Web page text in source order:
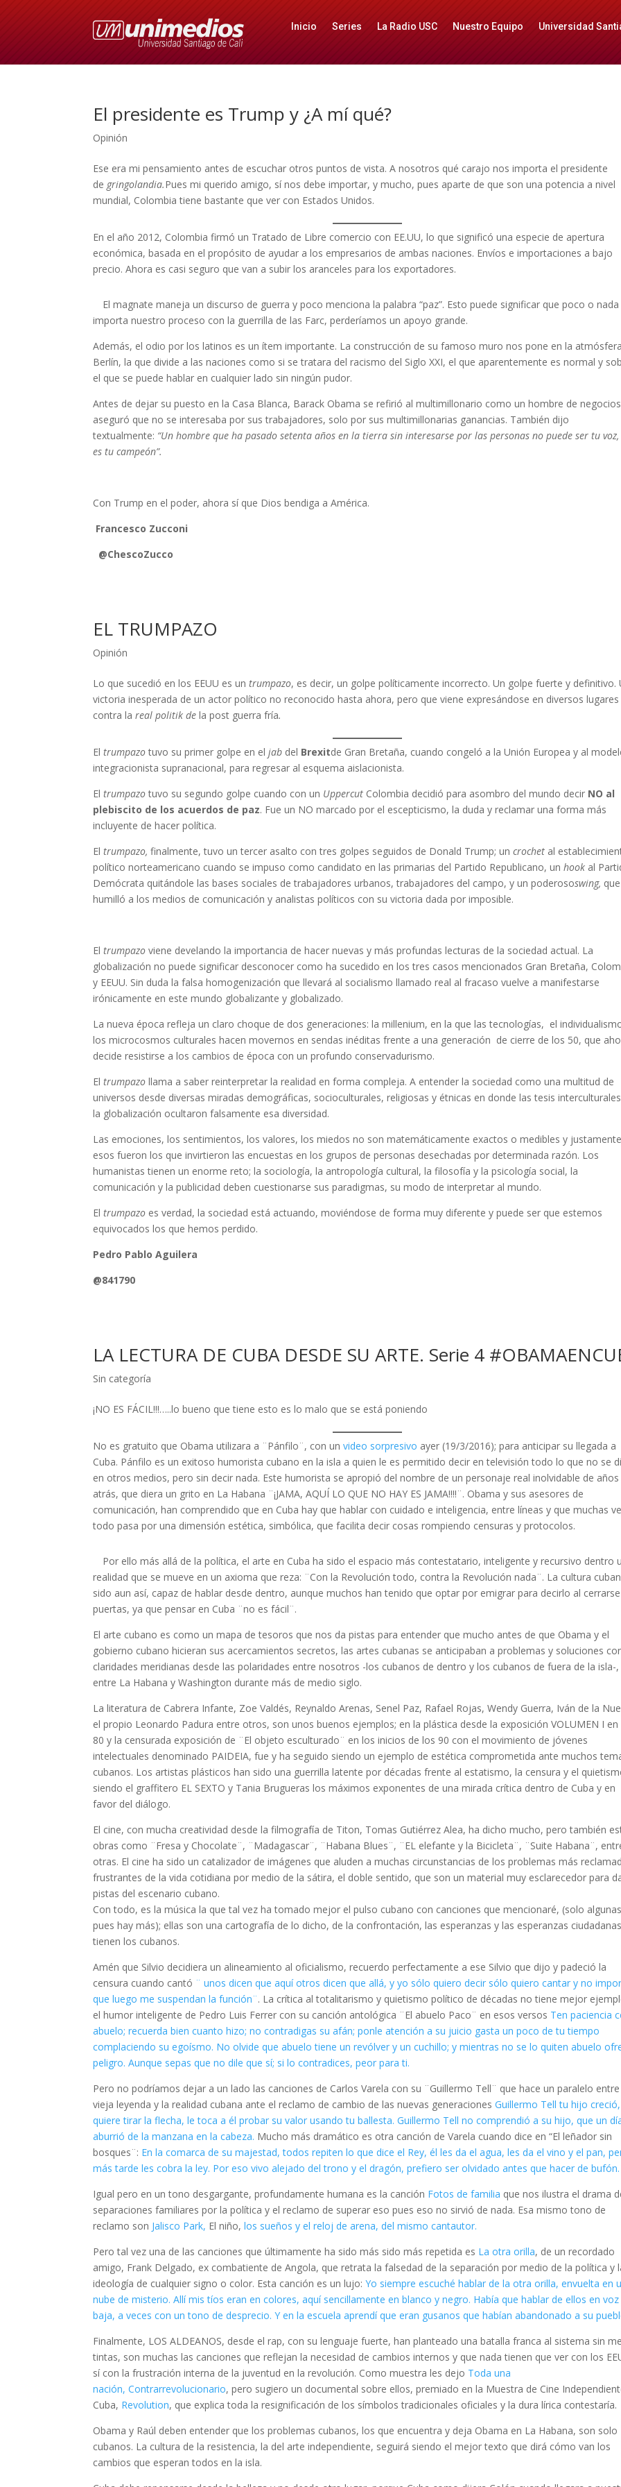
Inicio Series La Radio USC Nuestro Equipo Universidad
El presidente es Trump y ¿A mí qué?
Opinión
Ese era mi pensamiento antes de escuchar otros puntos de vista. A nosotros qué carajo nos importa el presidente
de gringolandia.Pues mi querido amigo, sí nos debe importar, y mucho, pues aparte de que son una potencia a nivel
mundial, Colombia tiene bastante que ver con Estados Unidos.
En el año 2012, Colombia firmó un Tratado de Libre comercio con EE.UU, lo que significó una especie de apertura
económica, basada en el propósito de ayudar a los empresarios de ambas naciones. Envíos e importaciones a bajo
precio. Ahora es casi seguro que van a subir los aranceles para los exportadores.
El magnate maneja un discurso de guerra y poco menciona la palabra “paz”. Esto puede significar que poco o nada
importa nuestro proceso con la guerrilla de las Farc, perderíamos un apoyo grande.
Además, el odio por los latinos es un ítem importante. La construcción de su famoso muro nos pone en la
Berlín, la que divide a las naciones como si se tratara del racismo del Siglo XXI, el que aparentemente es normal y
el que se puede hablar en cualquier lado sin ningún pudor.
Antes de dejar su puesto en la Casa Blanca, Barack Obama se refirió al multimillonario como un hombre de
aseguró que no se interesaba por sus trabajadores, solo por sus multimillonarias ganancias. También dijo
textualmente: “Un hombre que ha pasado setenta años en la tierra sin interesarse por las personas no puede ser tu
es tu campeón”.
Con Trump en el poder, ahora sí que Dios bendiga a América.
Francesco Zucconi
@ChescoZucco
EL TRUMPAZO
Opinión
Lo que sucedió en los EEUU es untrumpazo, es decir, un golpe políticamente incorrecto. Un golpe fuerte y definitivo.
victoria inesperada de un actor político no reconocido hasta ahora, pero que viene expresándose en diversos lugares
contra lareal politik dela post guerra fría.
Eltrumpazotuvo su primer golpe en eljab del Brexitde Gran Bretaña, cuando congeló a la Unión Europea y al
integracionista supranacional, para regresar al esquema aislacionista.
Eltrumpazotuvo su segundo golpe cuando con un Uppercut Colombia decidió para asombro del mundo decir NO al
plebiscito de los acuerdos de paz. Fue un NO marcado por el escepticismo, la duda y reclamar una forma más
incluyente de hacer política.
Eltrumpazo, finalmente, tuvo un tercer asalto con tres golpes seguidos de Donald Trump; uncrochet al
político norteamericano cuando se impuso como candidato en las primarias del Partido Republicano, unhook al
Demócrata quitándole las bases sociales de trabajadores urbanos, trabajadores del campo, y un poderososwing, que
humilló a los medios de comunicación y analistas políticos con su victoria dada por imposible.
Eltrumpazoviene develando la importancia de hacer nuevas y más profundas lecturas de la sociedad actual. La
globalización no puede significar desconocer como ha sucedido en los tres casos mencionados Gran Bretaña,
y EEUU. Sin duda la falsa homogenización que llevará al socialismo llamado real al fracaso vuelve a manifestarse
irónicamente en este mundo globalizante y globalizado.
La nueva época refleja un claro choque de dos generaciones: la millenium, en la que las tecnologías, el
los microcosmos culturales hacen movernos en sendas inéditas frente a una generación de cierre de los 50, que
decide resistirse a los cambios de época con un profundo conservadurismo.
Eltrumpazo llama a saber reinterpretar la realidad en forma compleja. A entender la sociedad como una multitud de
universos desde diversas miradas demográficas, socioculturales, religiosas y étnicas en donde las tesis
la globalización ocultaron falsamente esa diversidad.
Las emociones, los sentimientos, los valores, los miedos no son matemáticamente exactos o medibles y justamente
esos fueron los que invirtieron las encuestas en los grupos de personas desechadas por determinada razón. Los
humanistas tienen un enorme reto; la sociología, la antropología cultural, la filosofía y la psicología social, la
comunicación y la publicidad deben cuestionarse sus paradigmas, su modo de interpretar al mundo.
Eltrumpazo es verdad, la sociedad está actuando, moviéndose de forma muy diferente y puede ser que estemos
equivocados los que hemos perdido.
Pedro Pablo Aguilera
@841790
LA LECTURA DE CUBA DESDE SU ARTE. Serie 4
Sin categoría
¡NO ES FÁCIL!!!…..lo bueno que tiene esto es lo malo que se está poniendo
No es gratuito que Obama utilizara a ¨Pánfilo¨, con unvideo sorpresivo ayer (19/3/2016); para anticipar su llegada a
Cuba. Pánfilo es un exitoso humorista cubano en la isla a quien le es permitido decir en televisión todo lo que no se
en otros medios, pero sin decir nada. Este humorista se apropió del nombre de un personaje real inolvidable de años
atrás, que diera un grito en La Habana ¨¡JAMA, AQUÍ LO QUE NO HAY ES JAMA!!!!¨. Obama y sus asesores de
comunicación, han comprendido que en Cuba hay que hablar con cuidado e inteligencia, entre líneas y que muchas
todo pasa por una dimensión estética, simbólica, que facilita decir cosas rompiendo censuras y protocolos.
Por ello más allá de la política, el arte en Cuba ha sido el espacio más contestatario, inteligente y recursivo dentro
realidad que se mueve en un axioma que reza: ¨Con la Revolución todo, contra la Revolución nada¨. La cultura
sido aun así, capaz de hablar desde dentro, aunque muchos han tenido que optar por emigrar para decirlo al
puertas, ya que pensar en Cuba ¨no es fácil¨.
El arte cubano es como un mapa de tesoros que nos da pistas para entender que mucho antes de que Obama y el
gobierno cubano hicieran sus acercamientos secretos, las artes cubanas se anticipaban a problemas y soluciones
claridades meridianas desde las polaridades entre nosotros -los cubanos de dentro y los cubanos de fuera de la isla-,
entre La Habana y Washington durante más de medio siglo.
La literatura de Cabrera Infante, Zoe Valdés, Reynaldo Arenas, Senel Paz, Rafael Rojas, Wendy Guerra, Iván de la
el propio Leonardo Padura entre otros, son unos buenos ejemplos; en la plástica desde la exposición VOLUMEN I en
80 y la censurada exposición de ¨El objeto esculturado¨ en los inicios de los 90 con el movimiento de jóvenes
intelectuales denominado PAIDEIA, fue y ha seguido siendo un ejemplo de estética comprometida ante muchos
cubanos. Los artistas plásticos han sido una guerrilla latente por décadas frente al estatismo, la censura y el
siendo el graffitero EL SEXTO y Tania Brugueras los máximos exponentes de una mirada crítica dentro de Cuba y en
favor del diálogo.
El cine, con mucha creatividad desde la filmografía de Titon, Tomas Gutiérrez Alea, ha dicho mucho, pero también
obras como ¨Fresa y Chocolate¨, ¨Madagascar¨, ¨Habana Blues¨, ¨EL elefante y la Bicicleta¨, ¨Suite Habana¨,
otras. El cine ha sido un catalizador de imágenes que aluden a muchas circunstancias de los problemas más
frustrantes de la vida cotidiana por medio de la sátira, el doble sentido, que son un material muy esclarecedor para
pistas del escenario cubano.
Con todo, es la música la que tal vez ha tomado mejor el pulso cubano con canciones que mencionaré, (solo
pues hay más); ellas son una cartografía de lo dicho, de la confrontación, las esperanzas y las esperanzas
tienen los cubanos.
Amén que Silvio decidiera un alineamiento al oficialismo, recuerdo perfectamente a ese Silvio que dijo y padeció la
censura cuando cantó ¨ unos dicen que aquí otros dicen que allá, y yo sólo quiero decir sólo quiero cantar y no
que luego me suspendan la función¨. La crítica al totalitarismo y quietismo político de décadas no tiene mejor
el humor inteligente de Pedro Luis Ferrer con su canción antológica ¨El abuelo Paco¨ en esos versos Ten paciencia
abuelo; recuerda bien cuanto hizo; no contradigas su afán; ponle atención a su juicio gasta un poco de tu tiempo
complaciendo su egoísmo. No olvide que abuelo tiene un revólver y un cuchillo; y mientras no se lo quiten abuelo
peligro. Aunque sepas que no dile que sí; si lo contradices, peor para ti.
Pero no podríamos dejar a un lado las canciones de Carlos Varela con su ¨Guillermo Tell¨ que hace un paralelo entre
vieja leyenda y la realidad cubana ante el reclamo de cambio de las nuevas generaciones Guillermo Tell tu hijo creció,
quiere tirar la flecha, le toca a él probar su valor usando tu ballesta. Guillermo Tell no comprendió a su hijo, que un
aburrió de la manzana en la cabeza. Mucho más dramático es otra canción de Varela cuando dice en “El leñador sin
bosques¨: En la comarca de su majestad, todos repiten lo que dice el Rey, él les da el agua, les da el vino y el pan,
más tarde les cobra la ley. Por eso vivo alejado del trono y el dragón, prefiero ser olvidado antes que hacer de bufón.
Igual pero en un tono desgargante, profundamente humana es la canción Fotos de familia que nos ilustra el drama
separaciones familiares por la política y el reclamo de superar eso pues eso no sirvió de nada. Esa mismo tono de
reclamo son Jalisco Park, El niño,los sueños y el reloj de arena, del mismo cantautor.
Pero tal vez una de las canciones que últimamente ha sido más sido más repetida es La otra orilla, de un recordado
amigo, Frank Delgado, ex combatiente de Angola, que retrata la falsedad de la separación por medio de la política y
ideología de cualquier signo o color. Esta canción es un lujo:Yo siempre escuché hablar de la otra orilla, envuelta en
nube de misterio. Allí mis tíos eran en colores, aquí sencillamente en blanco y negro. Había que hablar de ellos en voz
baja, a veces con un tono de desprecio. Y en la escuela aprendí que eran gusanos que habían abandonado a su
Finalmente, LOS ALDEANOS, desde el rap, con su lenguaje fuerte, han planteado una batalla franca al sistema sin
tintas, son muchas las canciones que reflejan la necesidad de cambios internos y que nada tienen que ver con los
sí con la frustración interna de la juventud en la revolución. Como muestra les dejo Toda una
nación, Contrarrevolucionario, pero sugiero un documental sobre ellos, premiado en la Muestra de Cine
Cuba, Revolution, que explica toda la resignificación de los símbolos tradicionales oficiales y la dura lírica contestaría.
Obama y Raúl deben entender que los problemas cubanos, los que encuentra y deja Obama en La Habana, son solo
cubanos. La cultura de la resistencia, la del arte independiente, seguirá siendo el mejor texto que dirá cómo van los
cambios que esperan todos en la isla.